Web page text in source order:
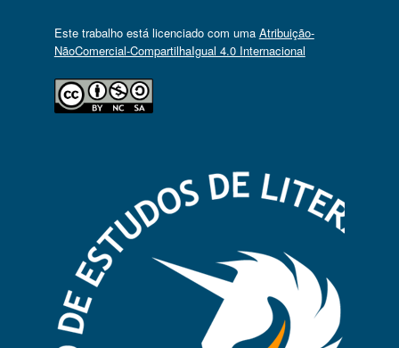
Este trabalho está licenciado com uma Atribuição-
NãoComercial-CompartilhaIgual 4.0 Internacional